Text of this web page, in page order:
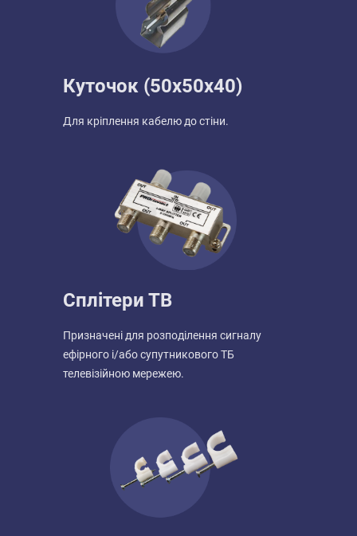
Куточок (50х50х40)
Для кріплення кабелю до стіни.
Сплітери ТВ
Призначені для розподілення сигналу
ефірного і/або супутникового ТБ
телевізійною мережею.